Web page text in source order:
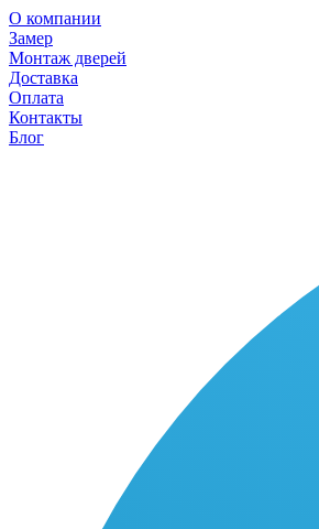
О компании
Замер
Монтаж дверей
Доставка
Оплата
Контакты
Блог